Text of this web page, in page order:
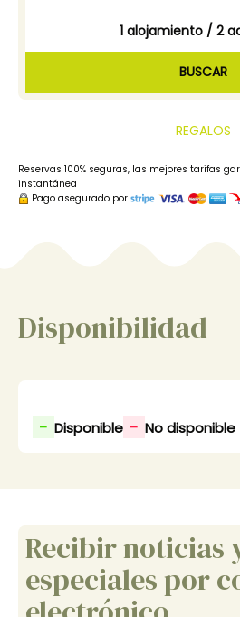
1 alojamiento / 2
BUSCAR
REGALOS
Reservas 100% seguras, las mejores tarifas
instantánea
Pago asegurado por
Disponibilidad
- Disponible - No disponible
Recibir noticias
especiales por